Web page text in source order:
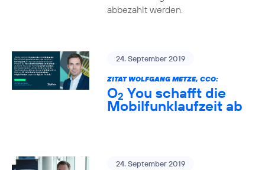
abbezahlt werden.
24. September 2019
ZITAT WOLFGANG METZE, CCO:
O2 You schafft die
Mobilfunklaufzeit ab
24. September 2019